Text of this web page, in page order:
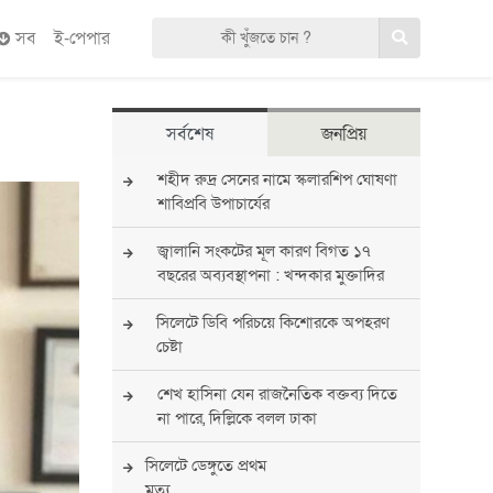
সব ই-পেপার
সর্বশেষ জনপ্রিয়
শহীদ রুদ্র সেনের নামে স্কলারশিপ ঘোষণা
শাবিপ্রবি উপাচার্যের
জ্বালানি সংকটের মূল কারণ বিগত ১৭
বছরের অব্যবস্থাপনা : খন্দকার মুক্তাদির
সিলেটে ডিবি পরিচয়ে কিশোরকে অপহরণ
চেষ্টা
শেখ হাসিনা যেন রাজনৈতিক বক্তব্য দিতে
না পারে, দিল্লিকে বলল ঢাকা
সিলেটে ডেঙ্গুতে প্রথম